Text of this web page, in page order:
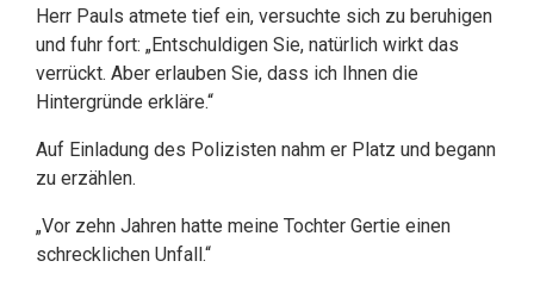
Herr Pauls atmete tief ein, versuchte sich zu beruhigen
und fuhr fort: „Entschuldigen Sie, natürlich wirkt das
verrückt. Aber erlauben Sie, dass ich Ihnen die
Hintergründe erkläre.“
Auf Einladung des Polizisten nahm er Platz und begann
zu erzählen.
„Vor zehn Jahren hatte meine Tochter Gertie einen
schrecklichen Unfall.“